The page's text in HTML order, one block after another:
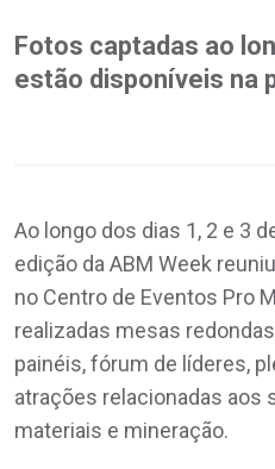
Fotos captadas ao
estão disponíveis na
Ao longo dos dias 1, 2 e 3
edição da ABM Week
no Centro de Eventos Pro
realizadas mesas
painéis, fórum de líderes,
atrações relacionadas aos
materiais e mineração.